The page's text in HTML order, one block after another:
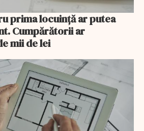
prima locuință ar putea
Cumpărătorii ar
mii de lei